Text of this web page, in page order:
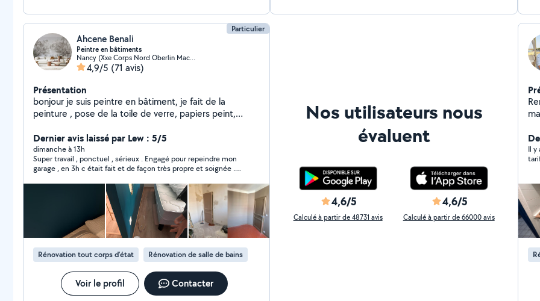
Particulier
Ahcene Benali
Peintre en bâtiments
Nancy (Xxe Corps Nord Oberlin Mac-Mahon)
4,9/5 (71 avis)
Présentation
bonjour je suis peintre en bâtiment, je fait de la
peinture , pose de la toile de verre, papiers peint,
bon travail . cordialement.
Dernier avis laissé par Lew : 5/5
dimanche à 13h
Super travail , ponctuel , sérieux . Engagé pour repeindre mon
garage , en 3h c était fait et de façon très propre et soignée .
Avec un bon prix , arrangeant . Vous pouvez lui confier votre
travail les yeux fermés sans souci ! Vous ne serez pas déçus :)
Rénovation tout corps d’état Rénovation de salle de bains
Voir le profil Contacter
Nos utilisateurs nous
évaluent
4,6/5
Calculé à partir de 48731 avis
4,6/5
Calculé à partir de 66000 avis
et
de
Il y